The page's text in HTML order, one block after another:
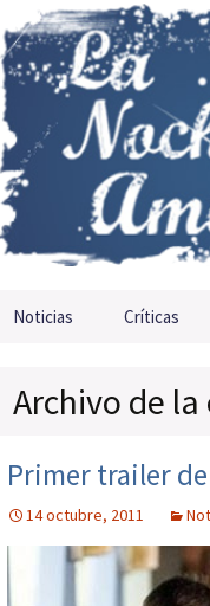
Saltar al contenido
Noticias Críticas
Archivo de
Primer trailer de
14 octubre, 2011